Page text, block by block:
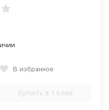
В избранное
Купить в 1 клик